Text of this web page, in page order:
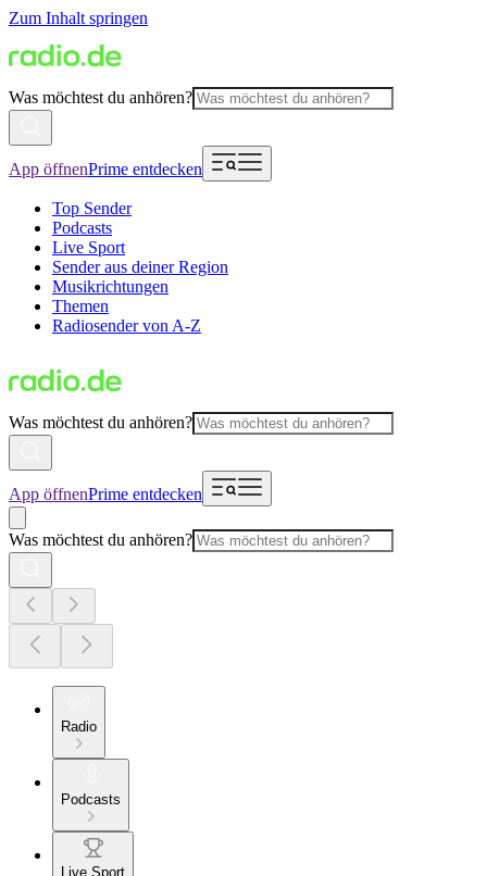
Zum Inhalt springen
Was möchtest du anhören?
App öffnenPrime entdecken
Top Sender
Podcasts
Live Sport
Sender aus deiner Region
Musikrichtungen
Themen
Radiosender von A-Z
Was möchtest du anhören?
App öffnenPrime entdecken
Was möchtest du anhören?
Radio
Podcasts
Live Sport